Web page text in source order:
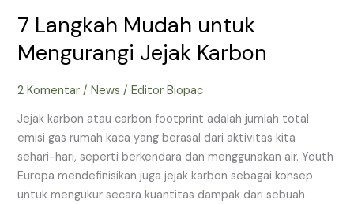
7 Langkah Mudah untuk
Mengurangi Jejak Karbon
2 Komentar /News /Editor Biopac
Jejak karbon atau carbon footprint adalah jumlah total
emisi gas rumah kaca yang berasal dari aktivitas kita
sehari-hari, seperti berkendara dan menggunakan air. Youth
Europa mendefinisikan juga jejak karbon sebagai konsep
untuk mengukur secara kuantitas dampak dari sebuah